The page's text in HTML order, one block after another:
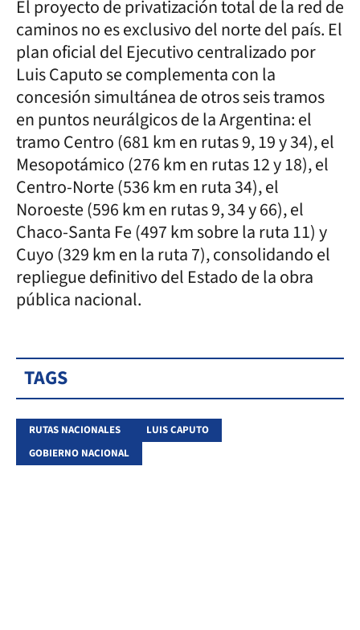
El proyecto de privatización total de la red de
caminos no es exclusivo del norte del país. El
plan oficial del Ejecutivo centralizado por
Luis Caputo se complementa con la
concesión simultánea de otros seis tramos
en puntos neurálgicos de la Argentina: el
tramo Centro (681 km en rutas 9, 19 y 34), el
Mesopotámico (276 km en rutas 12 y 18), el
Centro-Norte (536 km en ruta 34), el
Noroeste (596 km en rutas 9, 34 y 66), el
Chaco-Santa Fe (497 km sobre la ruta 11) y
Cuyo (329 km en la ruta 7), consolidando el
repliegue definitivo del Estado de la obra
pública nacional.
TAGS
RUTAS NACIONALES
LUIS CAPUTO
GOBIERNO NACIONAL